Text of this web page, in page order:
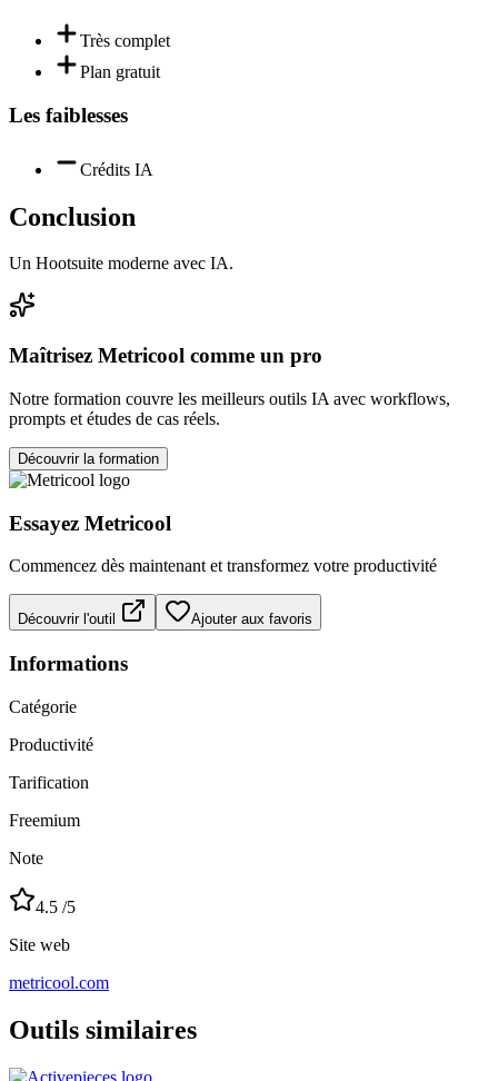
Très complet
Plan gratuit
Les faiblesses
Crédits IA
Conclusion
Un Hootsuite moderne avec IA.
Maîtrisez Metricool comme un pro
Notre formation couvre les meilleurs outils IA avec workflows,
prompts et études de cas réels.
Découvrir la formation
Essayez Metricool
Commencez dès maintenant et transformez votre productivité
Découvrir l'outil Ajouter aux favoris
Informations
Catégorie
Productivité
Tarification
Freemium
Note
4.5 /5
Site web
metricool.com
Outils similaires